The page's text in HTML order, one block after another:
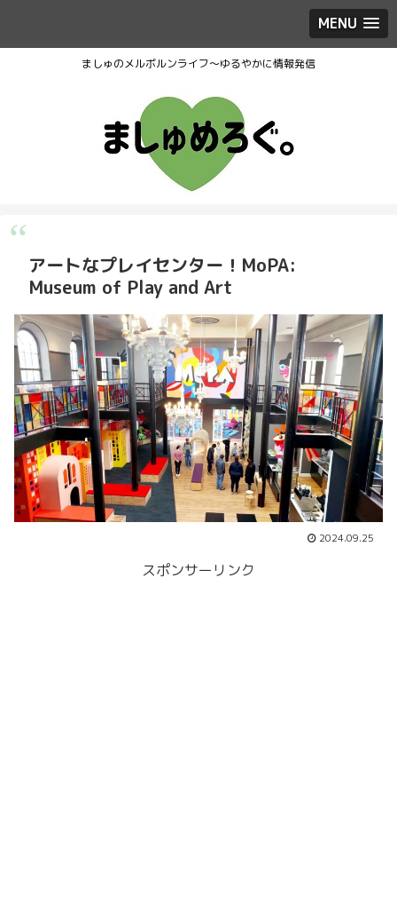
MENU
ましゅのメルボルンライフ～ゆるやかに情報発信
アートなプレイセンター！MoPA:
Museum of Play and Art
2024.09.25
スポンサーリンク